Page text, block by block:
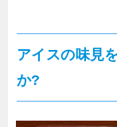
アイスの味見
か?